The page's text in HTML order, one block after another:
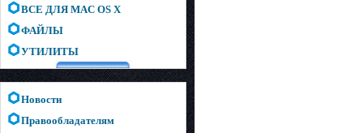
ВСЕ ДЛЯ MAC OS X
ФАЙЛЫ
УТИЛИТЫ
Новости
Правообладателям